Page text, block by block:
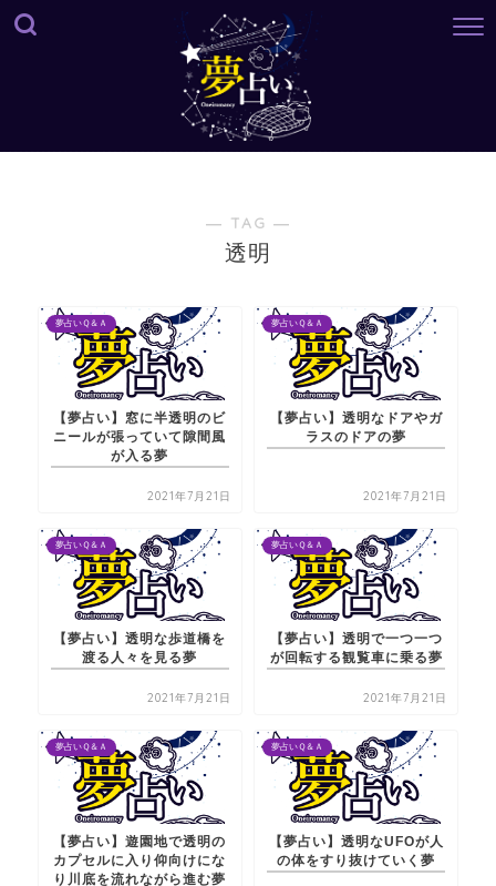
― TAG ―
透明
夢占いＱ＆Ａ
【夢占い】窓に半透明のビ
ニールが張っていて隙間風
が入る夢
2021年7月21日
夢占いＱ＆Ａ
【夢占い】透明なドアやガ
ラスのドアの夢
2021年7月21日
夢占いＱ＆Ａ
【夢占い】透明な歩道橋を
渡る人々を見る夢
2021年7月21日
夢占いＱ＆Ａ
【夢占い】透明で一つ一つ
が回転する観覧車に乗る夢
2021年7月21日
夢占いＱ＆Ａ
【夢占い】遊園地で透明の
カプセルに入り仰向けにな
り川底を流れながら進む夢
夢占いＱ＆Ａ
【夢占い】透明なUFOが人
の体をすり抜けていく夢